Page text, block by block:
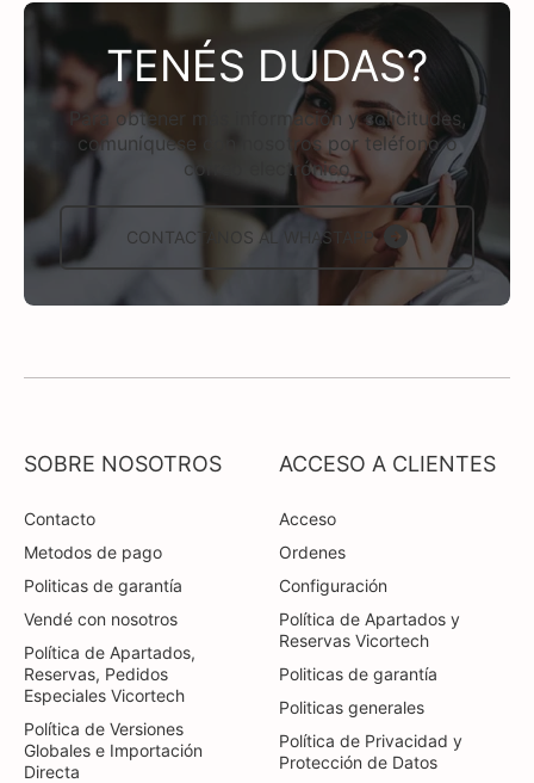
TENÉS DUDAS?
Para obtener más información y solicitudes,
comuníquese con nosotros por teléfono o
correo electrónico
CONTACTÁNOS AL WHASTAPP
SOBRE NOSOTROS
Contacto
Metodos de pago
Politicas de garantía
Vendé con nosotros
Política de Apartados,
Reservas, Pedidos
Especiales Vicortech
Política de Versiones
Globales e Importación
Directa
ACCESO A CLIENTES
Acceso
Ordenes
Configuración
Política de Apartados y
Reservas Vicortech
Politicas de garantía
Politicas generales
Política de Privacidad y
Protección de Datos